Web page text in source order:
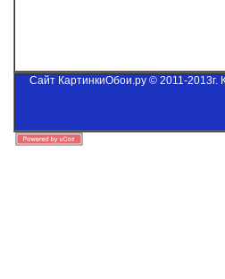
Сайт КартинкиОбои.ру © 2011-